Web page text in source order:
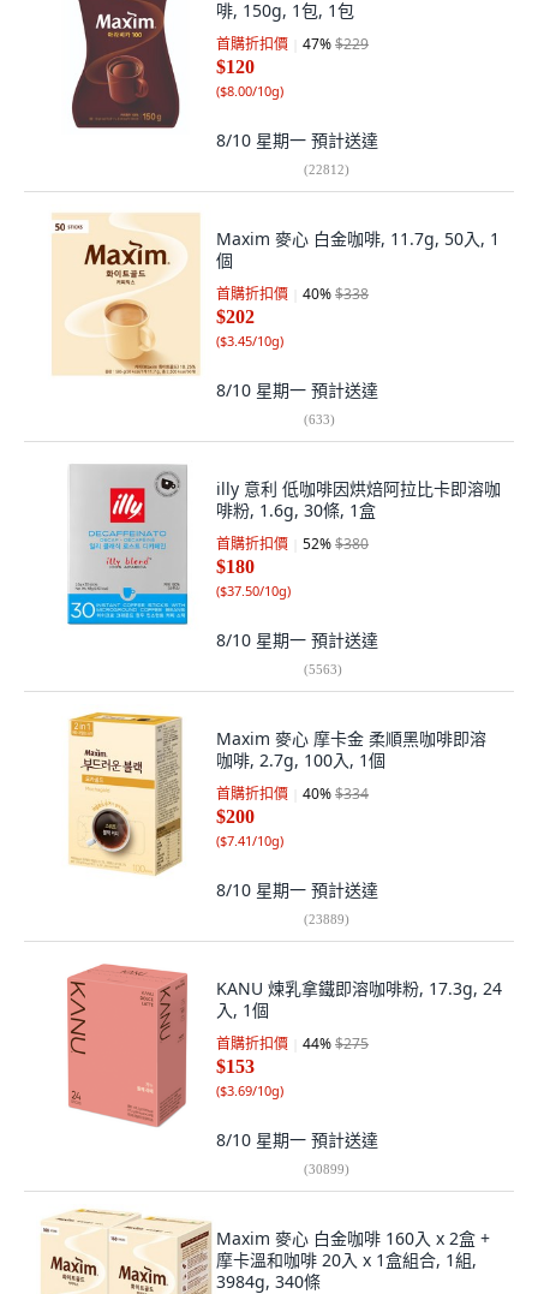
啡, 150g, 1包, 1包
首購折扣價 47%$229
$120
($8.00/10g)
8/10 星期一 預計送達
(22812)
Maxim 麥心 白金咖啡, 11.7g, 50入, 1
個
首購折扣價 40%$338
$202
($3.45/10g)
8/10 星期一 預計送達
(633)
illy 意利 低咖啡因烘焙阿拉比卡即溶咖
啡粉, 1.6g, 30條, 1盒
首購折扣價 52%$380
$180
($37.50/10g)
8/10 星期一 預計送達
(5563)
Maxim 麥心 摩卡金 柔順黑咖啡即溶
咖啡, 2.7g, 100入, 1個
首購折扣價 40%$334
$200
($7.41/10g)
8/10 星期一 預計送達
(23889)
KANU 煉乳拿鐵即溶咖啡粉, 17.3g, 24
入, 1個
首購折扣價 44%$275
$153
($3.69/10g)
8/10 星期一 預計送達
(30899)
Maxim 麥心 白金咖啡 160入 x 2盒 +
摩卡溫和咖啡 20入 x 1盒組合, 1組,
3984g, 340條